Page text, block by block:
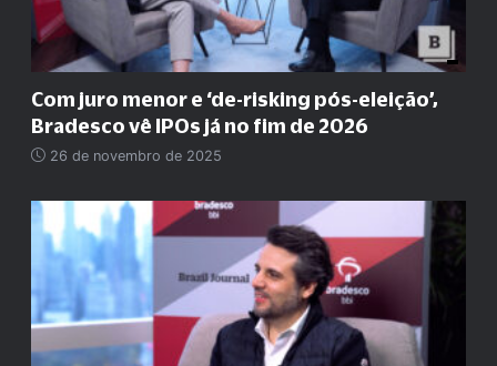
Com juro menor e ‘de-risking pós-eleição’,
Bradesco vê IPOs já no fim de 2026
26 de novembro de 2025